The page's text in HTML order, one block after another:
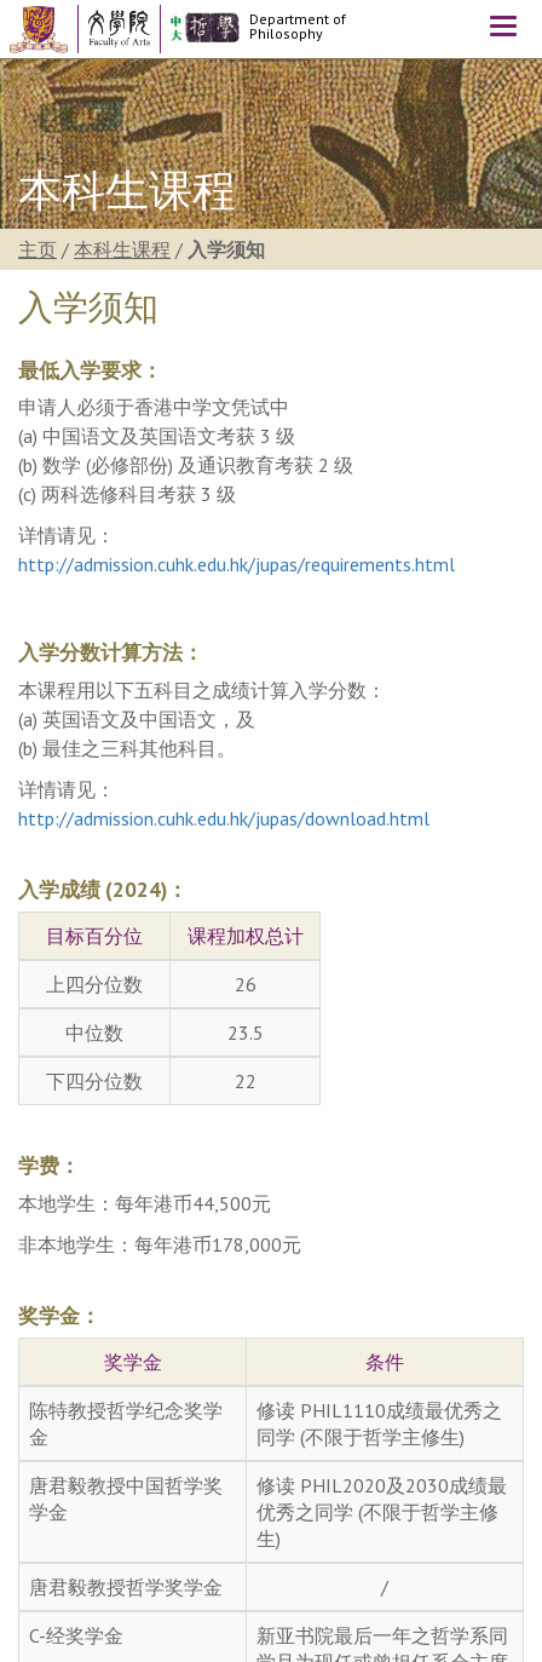
Department of
Philosophy
本科生课程
主页 / 本科生课程 / 入学须知
入学须知
最低入学要求：
申请人必须于香港中学文凭试中
(a) 中国语文及英国语文考获 3 级
(b) 数学 (必修部份) 及通识教育考获 2 级
(c) 两科选修科目考获 3 级
详情请见：
http://admission.cuhk.edu.hk/jupas/requirements.html
入学分数计算方法：
本课程用以下五科目之成绩计算入学分数：
(a) 英国语文及中国语文，及
(b) 最佳之三科其他科目。
详情请见：
http://admission.cuhk.edu.hk/jupas/download.html
入学成绩 (2024)：
目标百分位
课程加权总计
上四分位数
26
中位数
23.5
下四分位数
22
学费：
本地学生：每年港币44,500元
非本地学生：每年港币178,000元
奖学金：
奖学金
条件
陈特教授哲学纪念奖学
金
修读 PHIL1110成绩最优秀之
同学 (不限于哲学主修生)
唐君毅教授中国哲学奖
学金
修读 PHIL2020及2030成绩最
优秀之同学 (不限于哲学主修
生)
唐君毅教授哲学奖学金
/
C-经奖学金
新亚书院最后一年之哲学系同